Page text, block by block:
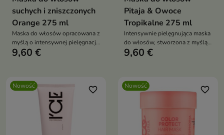
suchych i zniszczonych
Orange 275 ml
Maska do włosów opracowana z
myślą o intensywnej pielęgnacji
włosów suchych, zniszczonych
9,60 €
Pitaja & Owoce
Tropikalne 275 ml
Intensywnie pielęgnująca maska
do włosów, stworzona z myślą
o włosach suchych, matowych i
9,60 €
Nowość favorite_border Nowość favorite_border